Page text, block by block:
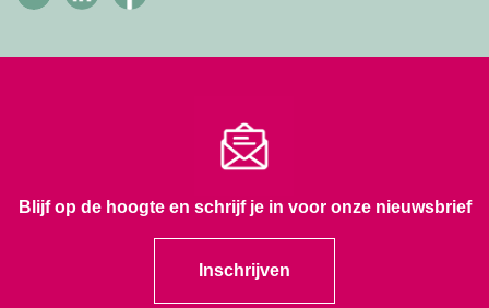
Blijf op de hoogte en schrijf je in voor onze nieuwsbrief
Inschrijven